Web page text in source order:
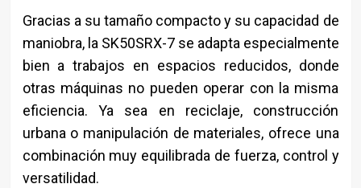
Gracias a su tamaño compacto y su capacidad de
maniobra, la SK50SRX-7 se adapta especialmente
bien a trabajos en espacios reducidos, donde
otras máquinas no pueden operar con la misma
eficiencia. Ya sea en reciclaje, construcción
urbana o manipulación de materiales, ofrece una
combinación muy equilibrada de fuerza, control y
versatilidad.